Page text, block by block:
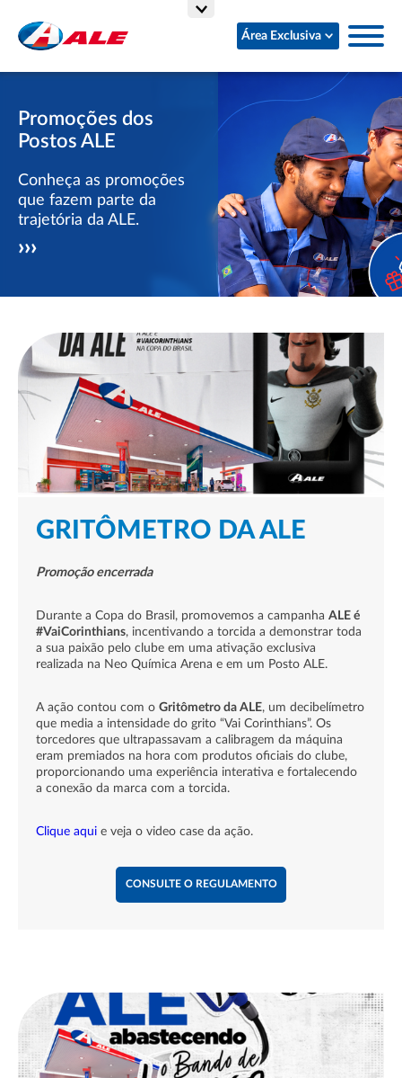
Área Exclusiva
Promoções dos
Postos ALE
Conheça as promoções
que fazem parte da
trajetória da ALE.
›››
GRITÔMETRO DA ALE
Promoção encerrada
Durante a Copa do Brasil, promovemos a campanha ALE é
#VaiCorinthians, incentivando a torcida a demonstrar toda
a sua paixão pelo clube em uma ativação exclusiva
realizada na Neo Química Arena e em um Posto ALE.
A ação contou com o Gritômetro da ALE, um decibelímetro
que media a intensidade do grito “Vai Corinthians”. Os
torcedores que ultrapassavam a calibragem da máquina
eram premiados na hora com produtos oficiais do clube,
proporcionando uma experiência interativa e fortalecendo
a conexão da marca com a torcida.
Clique aqui e veja o video case da ação.
CONSULTE O REGULAMENTO